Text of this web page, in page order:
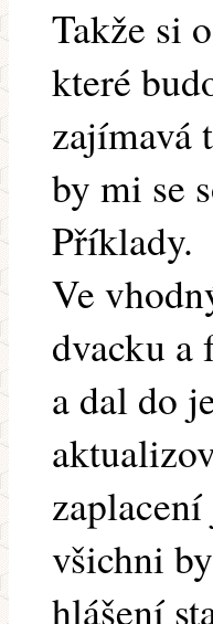
Takže si
které
zajímavá
by mi se
Příklady.
Ve
dvacku a
a dal do
všichni
hlášení